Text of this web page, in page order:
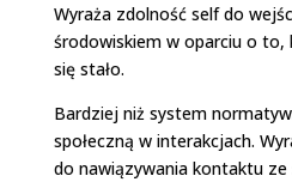
Wyraża zdolność self do
środowiskiem w oparciu o
się stało.
Bardziej niż system
społeczną w interakcjach.
do nawiązywania kontaktu